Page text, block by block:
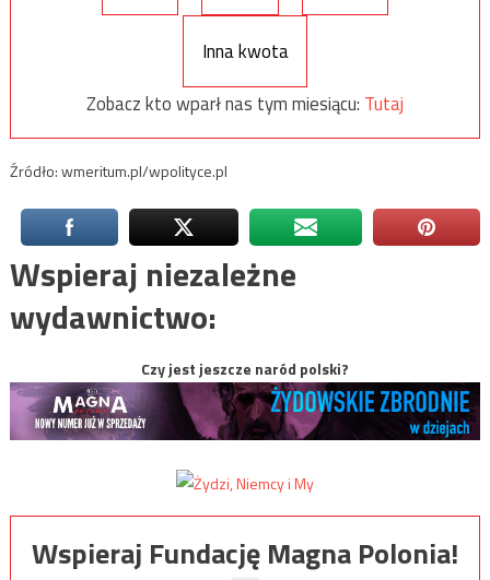
Inna kwota
Zobacz kto wparł nas tym miesiącu: Tutaj
Źródło: wmeritum.pl/wpolityce.pl
Wspieraj niezależne
wydawnictwo:
Czy jest jeszcze naród polski?
Wspieraj Fundację Magna Polonia!